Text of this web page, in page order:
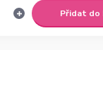
Přidat do